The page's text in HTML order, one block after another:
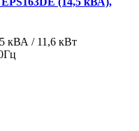
кВА / 11,6 кВт